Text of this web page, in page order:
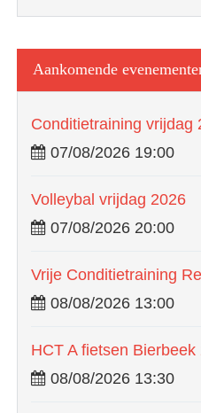
Aankomende
Conditietraining vrijdag
07/08/2026 19:00
Volleybal vrijdag 2026
07/08/2026 20:00
Vrije Conditietraining
08/08/2026 13:00
HCT A fietsen Bierbeek
08/08/2026 13:30